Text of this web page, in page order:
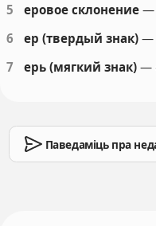
5
еровое склонение
6
ер (твердый знак) —
7
ерь (мягкий знак) —
Паведаміць пра